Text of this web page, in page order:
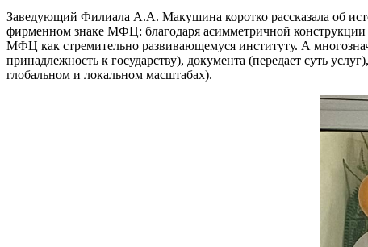
Заведующий Филиала А.А. Макушина коротко рассказала об
фирменном знаке МФЦ: благодаря асимметричной
МФЦ как стремительно развивающемуся институту. А
принадлежность к государству), документа (передает суть
глобальном и локальном масштабах).